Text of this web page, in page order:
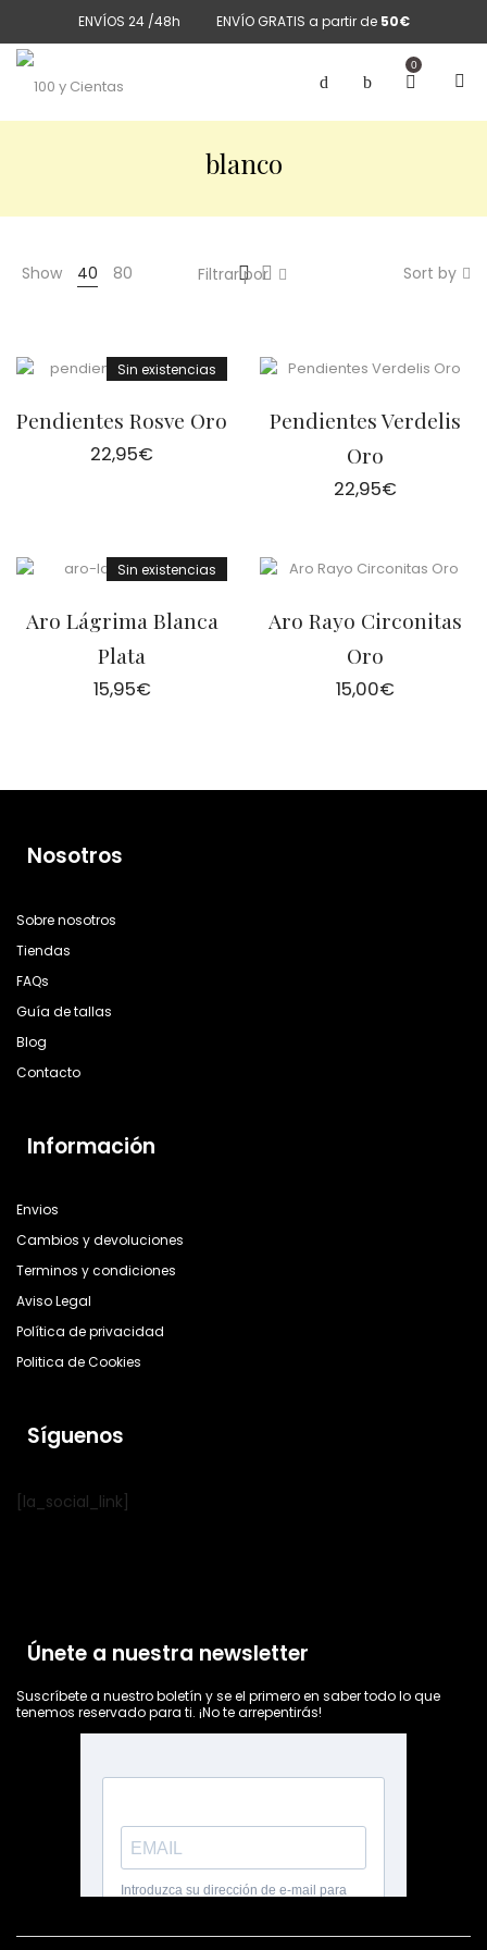
ENVÍOS 24 /48h ENVÍO GRATIS a partir de 50€
0
blanco
Show 40 80 Sort by
Filtrar por
Sin existencias
Pendientes Rosve Oro
22,95€
Pendientes Verdelis
Oro
22,95€
Sin existencias
Aro Lágrima Blanca
Plata
15,95€
Aro Rayo Circonitas
Oro
15,00€
Nosotros
Sobre nosotros
Tiendas
FAQs
Guía de tallas
Blog
Contacto
Información
Envios
Cambios y devoluciones
Terminos y condiciones
Aviso Legal
Política de privacidad
Politica de Cookies
Síguenos
[la_social_link]
Únete a nuestra newsletter
Suscríbete a nuestro boletín y se el primero en saber todo lo que
tenemos reservado para ti. ¡No te arrepentirás!